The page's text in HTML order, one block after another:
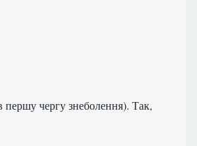
чергу знеболення). Так,